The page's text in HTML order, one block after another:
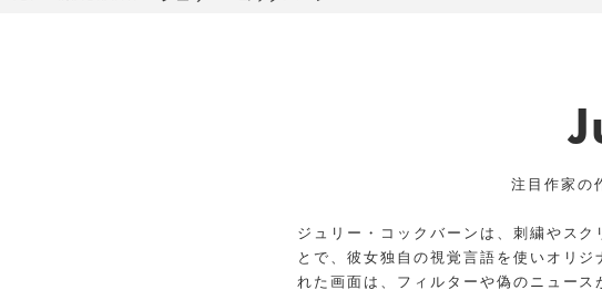
注目作家の
ジュリー・コックバーンは、刺繍やス
とで、彼女独自の視覚言語を使いオリ
れた画面は、フィルターや偽のニュー